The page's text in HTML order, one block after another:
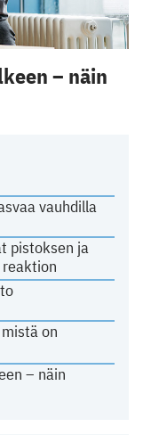
vauhdilla
pistoksen ja
on
– näin
– näin